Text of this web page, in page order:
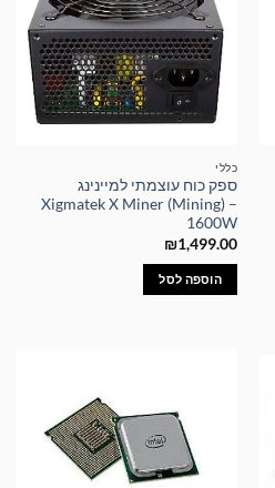
כללי
ספק כוח עוצמתי למיינינג
Xigmatek X Miner (Mining) –
1600W
₪1,499.00
הוספה לסל